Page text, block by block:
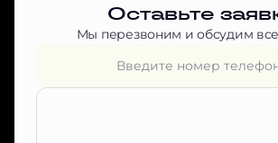
Оставьте
Мы перезвоним и обсудим